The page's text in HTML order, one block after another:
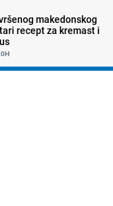
makedonskog
recept za kremast i